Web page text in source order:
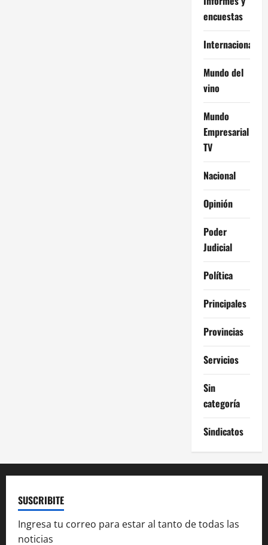
encuestas
Internacional
Mundo del
vino
Mundo
Empresarial
TV
Nacional
Opinión
Poder
Judicial
Política
Principales
Provincias
Servicios
Sin
categoría
Sindicatos
SUSCRIBITE
Ingresa tu correo para estar al tanto de todas las
noticias